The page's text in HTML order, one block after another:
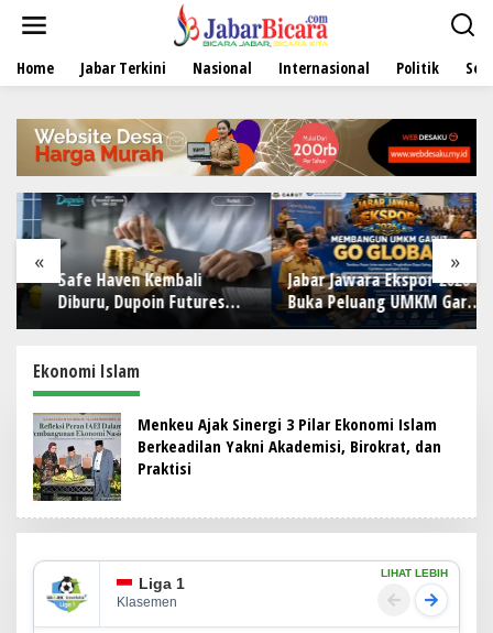
t
Home Jabar Terkini Nasional Internasional Politik
« »
Safe Haven Kembali
Diburu, Dupoin Futures
Prediksi Harga Emas
Jabar Jawara Ekspor 2026
Buka Peluang UMKM Garut
Tembus Pasar
Ekonomi Islam
Menkeu Ajak Sinergi 3 Pilar Ekonomi Islam
Berkeadilan Yakni Akademisi, Birokrat, dan
Praktisi
Liga 1
Klasemen
LIHAT LEBIH